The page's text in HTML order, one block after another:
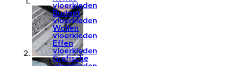
vloerkleden
Budget
vloerkleden
Wollen
vloerkleden
Effen
vloerkleden
Grafische